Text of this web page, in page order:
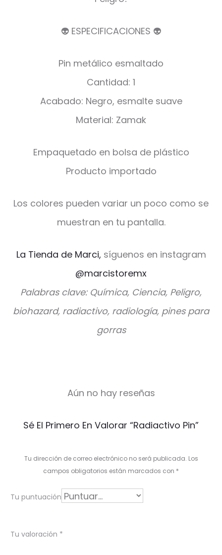
👽 ESPECIFICACIONES 👽
Pin metálico esmaltado
Cantidad: 1
Acabado: Negro, esmalte suave
Material: Zamak
Empaquetado en bolsa de plástico
Producto importado
Los colores pueden variar un poco como se
muestran en tu pantalla.
La Tienda de Marci, síguenos en instagram
@marcistoremx
Palabras clave: Química, Ciencia, Peligro,
biohazard, radiactivo, radiología, pines para
gorras
r
i
Aún no hay reseñas
Sé El Primero En Valorar “Radiactivo Pin”
Tu dirección de correo electrónico no será publicada. Los
campos obligatorios están marcados con *
Tu puntuación
Tu valoración *